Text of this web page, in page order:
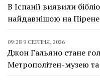
В Іспанії виявили
найдавнішою на
09:28 9 СЕРПНЯ, 2026
Джон Гальяно стане
Метрополітен-музею